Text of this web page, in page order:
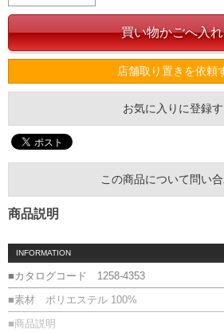
店舗取り置きを依頼
お気に入りに登録す
この商品について問い
商品説明
INFORMATION
■カタログコード 1258-4353
■素材 ポリエステル 100%
■商品説明